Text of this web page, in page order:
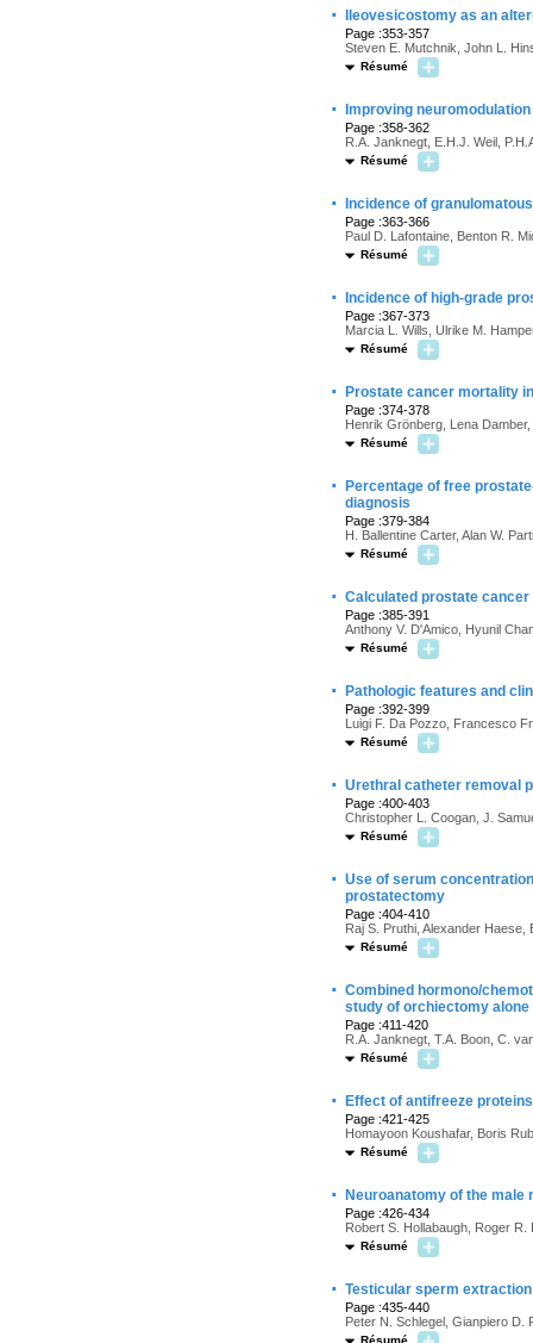
· Ileovesicostomy as an
Page :353-357
Steven E. Mutchnik, John L.
Résumé
· Improving
Page :358-362
R.A. Janknegt, E.H.J. Weil,
Résumé
· Incidence of
Page :363-366
Paul D. Lafontaine, Benton R.
Résumé
· Incidence of high-grade
Page :367-373
Marcia L. Wills, Ulrike M.
Résumé
· Prostate cancer mortality
Page :374-378
Henrik Grönberg, Lena
Résumé
·
Percentage of free
diagnosis
Page :379-384
H. Ballentine Carter, Alan W.
Résumé
· Calculated prostate
Page :385-391
Anthony V. D'Amico, Hyunil
Résumé
· Pathologic features and
Page :392-399
Luigi F. Da Pozzo, Francesco
Résumé
· Urethral catheter removal
Page :400-403
Christopher L. Coogan, J.
Résumé
· Use of serum
prostatectomy
Page :404-410
Raj S. Pruthi, Alexander
Résumé
· Combined hormono/
study of orchiectomy
Page :411-420
R.A. Janknegt, T.A. Boon, C.
Résumé
· Effect of antifreeze
Page :421-425
Homayoon Koushafar, Boris
Résumé
· Neuroanatomy of the male
Page :426-434
Robert S. Hollabaugh, Roger
Résumé
· Testicular sperm
Page :435-440
Peter N. Schlegel, Gianpiero